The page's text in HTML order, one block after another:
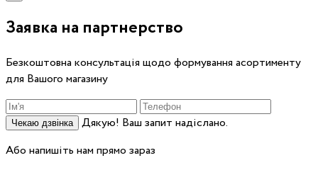
Заявка на партнерство
Безкоштовна консультація щодо формування асортименту
для Вашого магазину
Чекаю дзвінка
Дякую! Ваш запит надіслано.
Або напишіть нам прямо зараз